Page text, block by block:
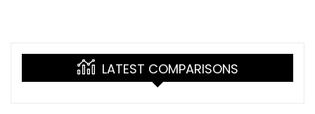
LATEST COMPARISONS